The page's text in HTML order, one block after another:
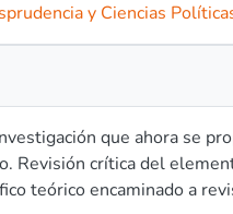
y Ciencias
que ahora se
Revisión crítica del
teórico encaminado a